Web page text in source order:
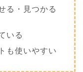
る・見つかる
いる
も使いやすい